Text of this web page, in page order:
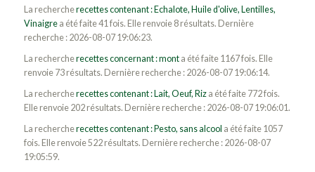
La rechercherecettes contenant : Echalote, Huile d'olive, Lentilles,
Vinaigrea été faite 41 fois. Elle renvoie 8 résultats. Dernière
recherche : 2026-08-07 19:06:23.
La rechercherecettes concernant : monta été faite 1167 fois. Elle
renvoie 73 résultats. Dernière recherche : 2026-08-07 19:06:14.
La rechercherecettes contenant : Lait, Oeuf, Riza été faite 772 fois.
Elle renvoie 202 résultats. Dernière recherche : 2026-08-07 19:06:01.
La rechercherecettes contenant : Pesto, sans alcool a été faite 1057
fois. Elle renvoie 522 résultats. Dernière recherche : 2026-08-07
19:05:59.